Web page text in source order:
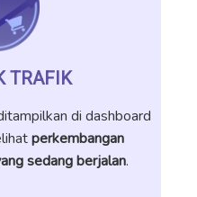
TRAFIK
di dashboard
perkembangan
sedang berjalan.